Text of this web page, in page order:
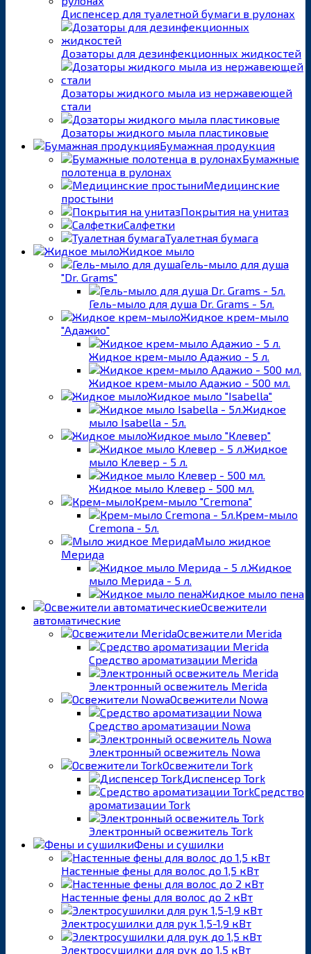
Диспенсер для туалетной бумаги в рулонах
Дозаторы для дезинфекционных жидкостей
Дозаторы жидкого мыла из нержавеющей
стали
Дозаторы жидкого мыла пластиковые
Бумажная продукция
Бумажные
полотенца в рулонах
Медицинские
простыни
Покрытия на унитаз
Салфетки
Туалетная бумага
Жидкое мыло
Гель-мыло для душа
"Dr. Grams"
Гель-мыло для душа Dr. Grams - 5л.
Жидкое крем-мыло
"Адажио"
Жидкое крем-мыло Адажио - 5 л.
Жидкое крем-мыло Адажио - 500 мл.
Жидкое мыло "Isabella"
Жидкое
мыло Isabella - 5л.
Жидкое мыло "Клевер"
Жидкое
мыло Клевер - 5 л.
Жидкое мыло Клевер - 500 мл.
Крем-мыло "Cremona"
Крем-мыло
Cremona - 5л.
Мыло жидкое
Мерида
Жидкое
мыло Мерида - 5 л.
Жидкое мыло пена
Освежители
автоматические
Освежители Merida
Средство ароматизации Merida
Электронный освежитель Merida
Освежители Nowa
Средство ароматизации Nowa
Электронный освежитель Nowa
Освежители Tork
Диспенсер Tork
Средство
ароматизации Tork
Электронный освежитель Tork
Фены и сушилки
Настенные фены для волос до 1,5 кВт
Настенные фены для волос до 2 кВт
Электросушилки для рук 1,5-1,9 кВт
Электросушилки для рук до 1,5 кВт